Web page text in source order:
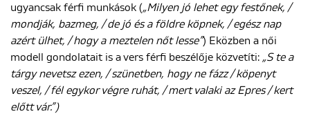
ugyancsak férfi munkások („Milyen jó lehet egy festőnek, /
mondják, bazmeg, / de jó és a földre köpnek, / egész nap
azért ülhet, / hogy a meztelen nőt lesse”) Eközben a női
modell gondolatait is a vers férfi beszélője közvetíti: „S te a
tárgy nevetsz ezen, / szünetben, hogy ne fázz / köpenyt
veszel, / fél egykor végre ruhát, / mert valaki az Epres / kert
előtt vár.”)